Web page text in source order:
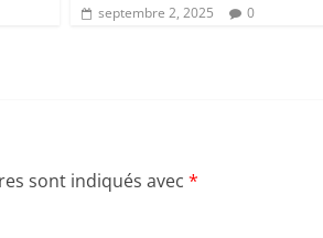
septembre 2, 2025 0
sont indiqués avec *